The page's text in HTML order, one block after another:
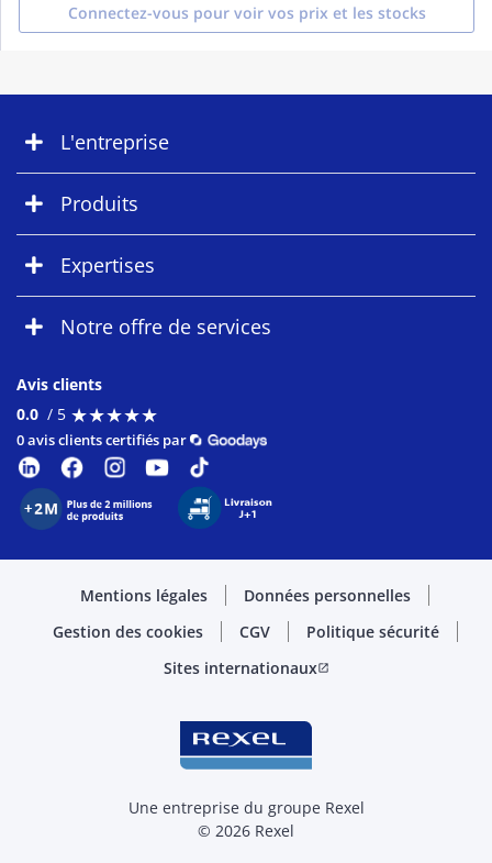
Connectez-vous pour voir vos prix et les stocks
L'entreprise
Produits
Expertises
Notre offre de services
Avis clients
0.0 / 5 ★★★★★
★★★★★
0 avis clients certifiés par
Mentions légales
Données personnelles
Gestion des cookies
CGV
Politique sécurité
Sites internationauxopen_in_new
Une entreprise du groupe Rexel
© 2026 Rexel